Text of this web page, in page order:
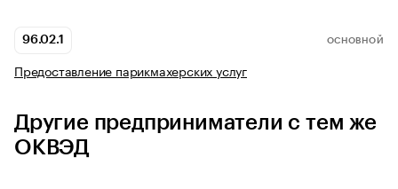
96.02.1 ОСНОВНОЙ
Предоставление парикмахерских услуг
Другие предприниматели с тем же
ОКВЭД